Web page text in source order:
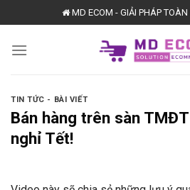
to
content
MD ECOM - GIẢI PHÁP
TIN TỨC - BÀI VIẾT
Bán hàng trên sàn
nghỉ Tết!